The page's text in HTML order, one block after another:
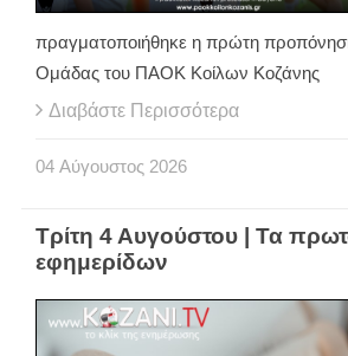
πραγματοποιήθηκε η πρώτη
Ομάδας του ΠΑΟΚ Κοίλων Κοζάνης
Διαβάστε Περισσότερα
04 Αύγουστος 2026
Τρίτη 4 Αυγούστου | Τα
εφημερίδων